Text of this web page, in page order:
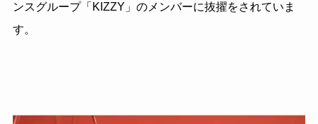
ンスグループ「KIZZY」のメンバーに抜擢をされていま
す。